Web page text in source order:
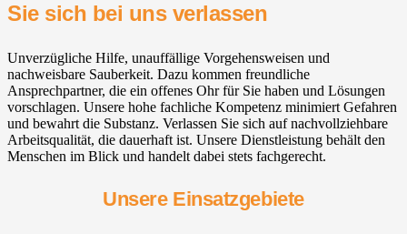
Sie sich bei uns verlassen
Unverzügliche Hilfe, unauffällige Vorgehensweisen und
nachweisbare Sauberkeit. Dazu kommen freundliche
Ansprechpartner, die ein offenes Ohr für Sie haben und Lösungen
vorschlagen. Unsere hohe fachliche Kompetenz minimiert Gefahren
und bewahrt die Substanz. Verlassen Sie sich auf nachvollziehbare
Arbeitsqualität, die dauerhaft ist. Unsere Dienstleistung behält den
Menschen im Blick und handelt dabei stets fachgerecht.
Unsere Einsatzgebiete